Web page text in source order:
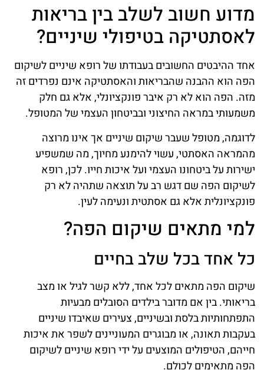
מדוע חשוב לשלב בין בריאות
לאסתטיקה בטיפולי שיניים?
אחד ההיבטים החשובים בעבודתו של רופא שיניים לשיקום
הפה הוא ההבנה שהבריאות והאסתטיקה אינם נפרדים זה
מזה. הפה הוא לא רק איבר פונקציונלי, אלא גם חלק
משמעותי במראה החיצוני ובביטחון העצמי של המטופל.
לדוגמה, מטופל שעבר שיקום שיניים אך אינו מרוצה
מהמראה האסתטי, עשוי להימנע מחיוך, מה שמשפיע
ישירות על ביטחונו העצמי ועל איכות חייו. לכן, רופא
לשיקום הפה שם דגש רב על תוצאה שתהיה לא רק
פונקציונלית אלא גם אסתטית ונעימה לעין.
למי מתאים שיקום הפה?
כל אחד בכל שלב בחיים
שיקום הפה מתאים לכל אחד, ללא קשר לגיל או מצב
בריאותי. בין אם מדובר בילדים הסובלים מבעיות
התפתחותיות בלסת ובשיניים, צעירים שאיבדו שיניים
בעקבות תאונה, או מבוגרים המעוניינים לשפר את איכות
חייהם, הטיפולים המוצעים על ידי רופא שיניים לשיקום
הפה מתאימים לכולם.